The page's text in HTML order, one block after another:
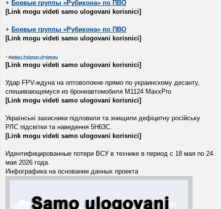
+ Боевые группы «Рубикона» по ПВО
[Link mogu videti samo ulogovani korisnici]
+ Боевые группы «Рубикона» по ПВО
[Link mogu videti samo ulogovani korisnici]
+ Донбасс Работает «Рубикон»
[Link mogu videti samo ulogovani korisnici]
Удар FPV-ждуна на оптоволокне прямо по украинскому десанту,
спешивающемуся из бронеавтомобиля M1124 MaxxPro
[Link mogu videti samo ulogovani korisnici]
Українські захисники підловили та знищили дефіцитну російську
РЛС підсвітки та наведення 5Н63С.
[Link mogu videti samo ulogovani korisnici]
Идентифицированные потери ВСУ в технике в период с 18 мая по 24
мая 2026 года.
Инфографика на основании данных проекта